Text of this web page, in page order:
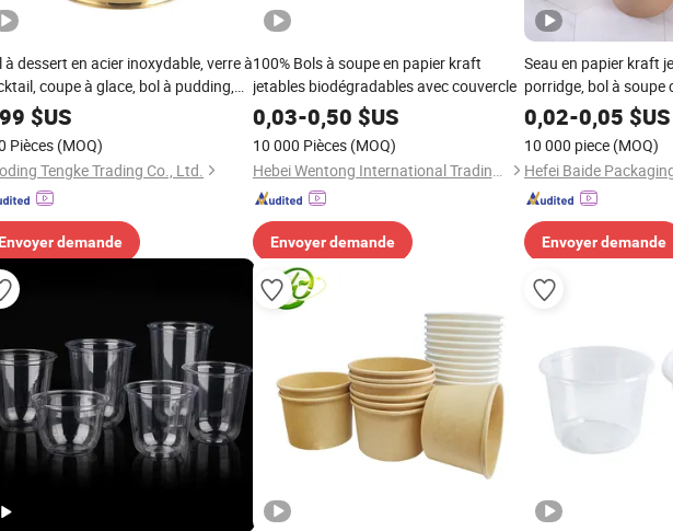
à dessert en acier inoxydable, verre à
coupe à glace, bol à pudding,
à en-cas
$US
Pièces (MOQ)
Tengke Trading Co., Ltd.
Envoyer demande
100% Bols à soupe en papier kraft
jetables biodégradables avec couvercle
0,03-0,50 $US
10 000 Pièces (MOQ)
Hebei Wentong International Trading Co., Ltd.
Envoyer demande
Seau en papier kraft
porridge, bol à soupe
PE pour emporter,
instantanées
0,02-0,05 $US
10 000 piece (MOQ)
Envoyer demande